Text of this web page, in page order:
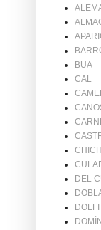
BUA
CAL
CHICHÍ
DEL
DOLFI